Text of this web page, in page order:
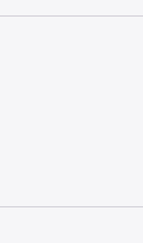
商務場所的中心。
大量來自信州松
觀 「信州」 的